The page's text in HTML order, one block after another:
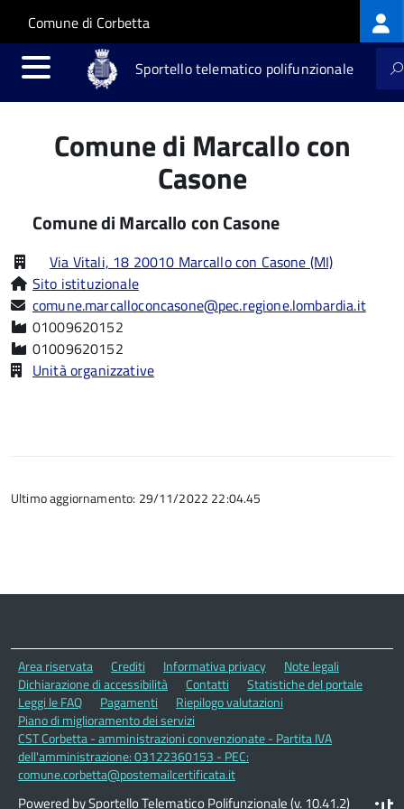
Salta al contenuto principale
Skip to site navigation
Comune di Corbetta
Sportello telematico polifunzionale
Comune di Marcallo con
Casone
Comune di Marcallo con Casone
Via Vitali, 18 20010 Marcallo con Casone (MI)
Sito istituzionale
comune.marcalloconcasone@pec.regione.lombardia.it
01009620152
01009620152
Unità organizzative
Ultimo aggiornamento: 29/11/2022 22:04.45
Area riservata Crediti Informativa privacy
Note legali
Dichiarazione di accessibilità
Contatti
Statistiche del portale
Leggi le FAQ
Pagamenti
Riepilogo valutazioni
Piano di miglioramento dei servizi
CST Corbetta - amministrazioni convenzionate - Partita IVA
dell'amministrazione: 03122360153 - PEC:
comune.corbetta@postemailcertificata.it
Powered by Sportello Telematico Polifunzionale (v. 10.41.2)